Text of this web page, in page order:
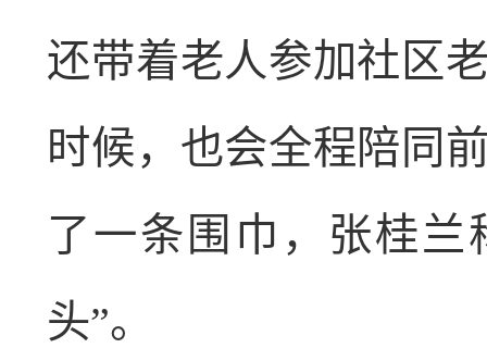
还带着老人参加社区
时候，也会全程陪同
了一条围巾，张桂
头”。